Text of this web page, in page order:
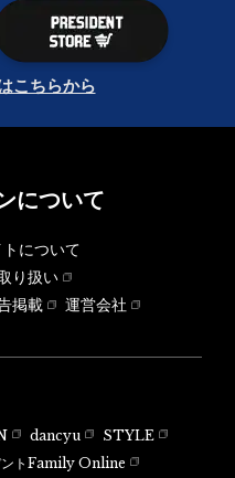
こちらから
について
トについて
り扱い
掲載
運営会社
dancyu
STYLE
ントFamily Online